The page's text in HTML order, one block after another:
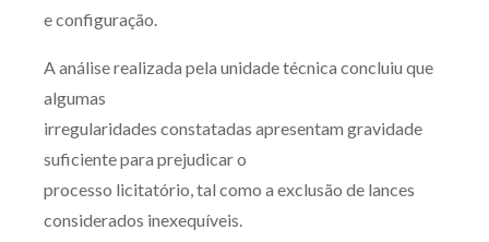
Capacitação
Zênite in Company
Diferenciais
e configuração.
A análise realizada pela unidade técnica concluiu que
algumas
irregularidades constatadas apresentam gravidade
suficiente para prejudicar o
processo licitatório, tal como a exclusão de lances
considerados inexequíveis.